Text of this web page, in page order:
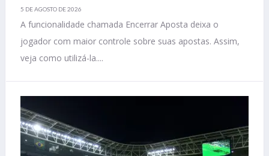
5 DE AGOSTO DE 2026
A funcionalidade chamada Encerrar Aposta deixa o
jogador com maior controle sobre suas apostas. Assim,
veja como utilizá-la....